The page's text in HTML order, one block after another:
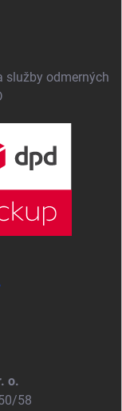
služby odmerných
o.
58